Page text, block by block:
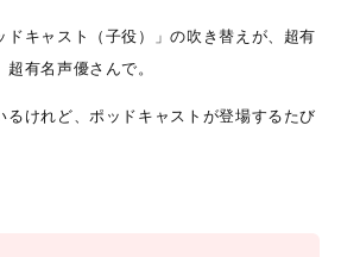
ドキャスト（子役）」の吹き替えが、超有
有名声優さんで。
るけれど、ポッドキャストが登場するたび